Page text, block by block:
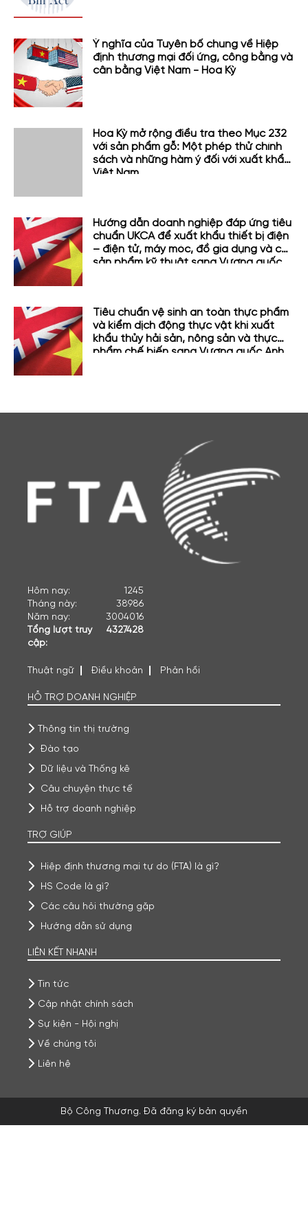
Ý nghĩa của Tuyên bố chung về Hiệp
định thương mại đối ứng, công bằng và
cân bằng Việt Nam - Hoa Kỳ
Hoa Kỳ mở rộng điều tra theo Mục 232
với sản phẩm gỗ: Một phép thử chính
sách và những hàm ý đối với xuất khẩu
Việt Nam
Hướng dẫn doanh nghiệp đáp ứng tiêu
chuẩn UKCA để xuất khẩu thiết bị điện
– điện tử, máy móc, đồ gia dụng và các
sản phẩm kỹ thuật sang Vương quốc
Tiêu chuẩn vệ sinh an toàn thực phẩm
và kiểm dịch động thực vật khi xuất
khẩu thủy hải sản, nông sản và thực
phẩm chế biến sang Vương quốc Anh
Hôm nay:
1245
Tháng này:
38986
Năm nay:
3004016
Tổng lượt truy
cập:
4327428
Thuật ngữ Điều khoản Phản hồi
HỖ TRỢ DOANH NGHIỆP
Thông tin thị trường
Đào tạo
Dữ liệu và Thống kê
Câu chuyện thực tế
Hỗ trợ doanh nghiệp
TRỢ GIÚP
Hiệp định thương mại tự do (FTA) là gì?
HS Code là gì?
Các câu hỏi thường gặp
Hướng dẫn sử dụng
LIÊN KẾT NHANH
Tin tức
Cập nhật chính sách
Sự kiện - Hội nghị
Về chúng tôi
Liên hệ
Bộ Công Thương. Đã đăng ký bản quyền